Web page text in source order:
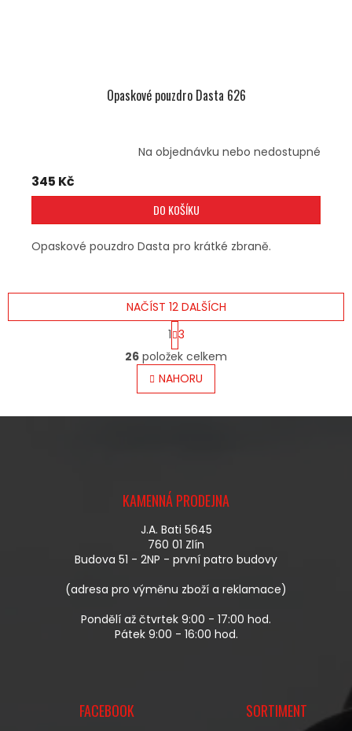
Opaskové pouzdro Dasta 626
Na objednávku nebo nedostupné
345 Kč
DO KOŠÍKU
Opaskové pouzdro Dasta pro krátké zbraně.
O
V
L
Á
V
K
Y
V
Ý
I
U
NAČÍST 12 DALŠÍCH
S
T
R
Á
N
K
V
1 3
26 položek celkem
NAHORU
KAMENNÁ PRODEJNA
J.A. Bati 5645
760 01 Zlín
Budova 51 - 2NP - první patro budovy
(adresa pro výměnu zboží a reklamace)
Pondělí až čtvrtek 9:00 - 17:00 hod.
Pátek 9:00 - 16:00 hod.
FACEBOOK SORTIMENT